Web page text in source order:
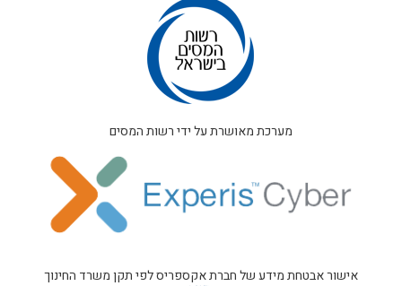
מערכת מאושרת על ידי רשות המסים
אישור אבטחת מידע של חברת אקספריס לפי תקן משרד החינוך